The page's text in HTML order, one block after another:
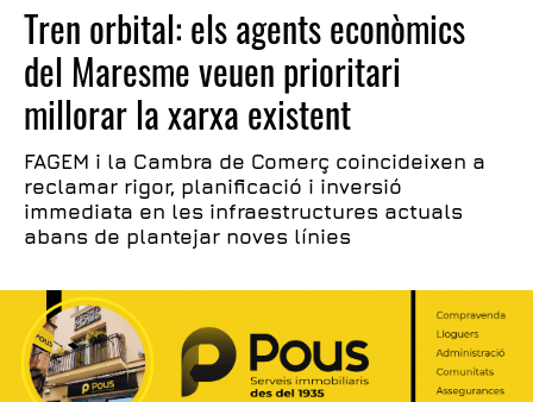
Tren orbital: els agents econòmics
del Maresme veuen prioritari
millorar la xarxa existent
FAGEM i la Cambra de Comerç coincideixen a
reclamar rigor, planificació i inversió
immediata en les infraestructures actuals
abans de plantejar noves línies